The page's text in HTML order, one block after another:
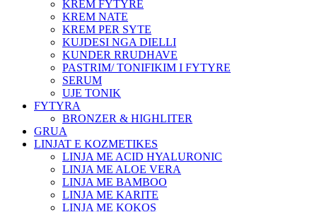
KREM FYTYRE
KREM NATE
KREM PER SYTE
KUJDESI NGA DIELLI
KUNDER RRUDHAVE
PASTRIM/ TONIFIKIM I FYTYRE
SERUM
UJE TONIK
FYTYRA
BRONZER & HIGHLITER
GRUA
LINJAT E KOZMETIKES
LINJA ME ACID HYALURONIC
LINJA ME ALOE VERA
LINJA ME BAMBOO
LINJA ME KARITE
LINJA ME KOKOS